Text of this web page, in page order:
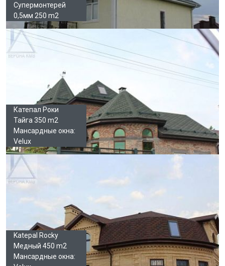
Супермонтерей
0,5мм 250 m2
Катепал Роки
Тайга 350 m2
Мансардные окна:
Velux
Katepal Rocky
Медный 450 m2
Мансардные окна: